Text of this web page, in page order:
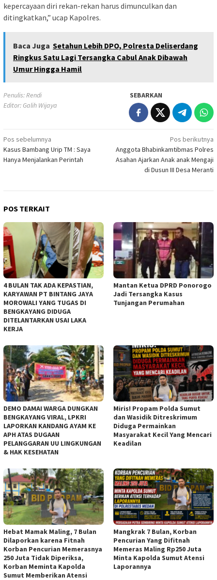
kepercayaan diri rekan-rekan harus dimunculkan dan
ditingkatkan,” ucap Kapolres.
Baca Juga Setahun Lebih DPO, Polresta Deliserdang
Ringkus Satu Lagi Tersangka Cabul Anak Dibawah
Umur Hingga Hamil
Penulis: Rendi
Editor: Galih Wijaya
SEBARKAN
Navigasi
pos
Pos sebelumnya
Kasus Bambang Urip TM : Saya
Hanya Menjalankan Perintah
Pos berikutnya
Anggota Bhabinkamtibmas Polres
Asahan Ajarkan Anak anak Mengaji
di Dusun III Desa Meranti
POS TERKAIT
4 BULAN TAK ADA KEPASTIAN,
KARYAWAN PT BINTANG JAYA
MOROWALI YANG TUGAS DI
BENGKAYANG DIDUGA
DITELANTARKAN USAI LAKA
KERJA
Mantan Ketua DPRD Ponorogo
Jadi Tersangka Kasus
Tunjangan Perumahan
DEMO DAMAI WARGA DUNGKAN
BENGKAYANG VIRAL, LPKRI
LAPORKAN KANDANG AYAM KE
APH ATAS DUGAAN
PELANGGARAN UU LINGKUNGAN
& HAK KESEHATAN
Miris! Propam Polda Sumut
dan Wasidik Ditreskrimum
Diduga Permainkan
Masyarakat Kecil Yang Mencari
Keadilan
Hebat Mamak Maling, 7 Bulan
Dilaporkan karena Fitnah
Korban Pencurian Memerasnya
250 Juta Tidak Diperiksa,
Korban Meminta Kapolda
Sumut Memberikan Atensi
Mangkrak 7 Bulan, Korban
Pencurian Yang Difitnah
Memeras Maling Rp250 Juta
Minta Kapolda Sumut Atensi
Laporannya